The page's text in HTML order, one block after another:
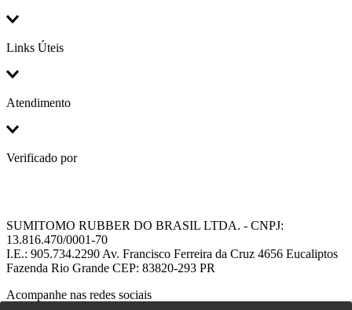
Links Úteis
Atendimento
Verificado por
SUMITOMO RUBBER DO BRASIL LTDA. - CNPJ:
13.816.470/0001-70
I.E.: 905.734.2290 Av. Francisco Ferreira da Cruz 4656 Eucaliptos
Fazenda Rio Grande CEP: 83820-293 PR
Acompanhe nas redes sociais